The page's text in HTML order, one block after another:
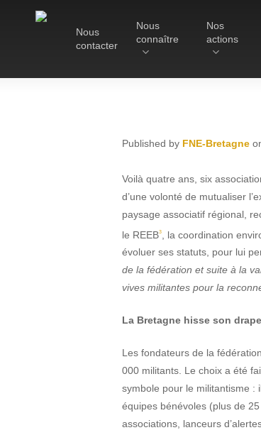
Hit enter to search or ESC to close
Nous
contacter
Nous
connaître
Nos
actions
Published by FNE-Bretagne
Voilà quatre ans, six
d’une volonté de mutualiser
paysage associatif régional,
le REEB3
, la coordination
évoluer ses statuts, pour lui
de la fédération et suite à la
vives militantes pour la
La Bretagne hisse son
Les fondateurs de la
000 militants. Le choix a été
symbole pour le militantisme :
équipes bénévoles (plus de
associations, lanceurs